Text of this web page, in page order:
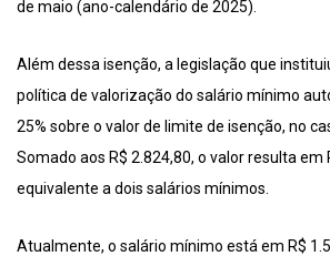
de maio (ano-calendário de 2025).
Além dessa isenção, a legislação que
política de valorização do salário mínimo
25% sobre o valor de limite de isenção, no
Somado aos R$ 2.824,80, o valor resulta em
equivalente a dois salários mínimos.
Atualmente, o salário mínimo está em R$